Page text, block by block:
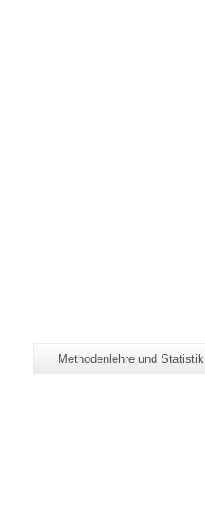
Zusätzliche
Seiten-
Methodenlehre und Statistik